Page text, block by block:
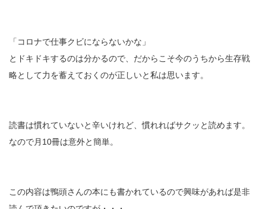
「コロナで仕事クビにならないかな」
とドキドキするのは分かるので、だからこそ今のうちから生存戦
略として力を蓄えておくのが正しいと私は思います。
読書は慣れていないと辛いけれど、慣れればサクッと読めます。
なので月10冊は意外と簡単。
この内容は鴨頭さんの本にも書かれているので興味があれば是非